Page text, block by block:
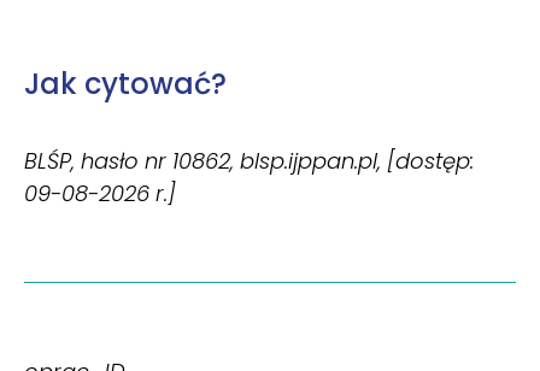
Jak cytować?
BLŚP, hasło nr 10862, blsp.ijppan.pl, [dostęp:
09-08-2026 r.]